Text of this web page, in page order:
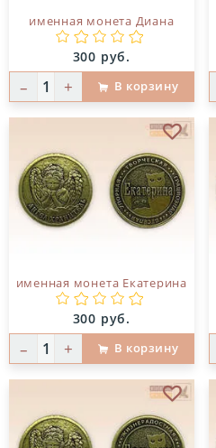
именная монета Диана
Цена:
300 руб.
– + В корзину
именная монета Екатерина
Цена:
300 руб.
– + В корзину